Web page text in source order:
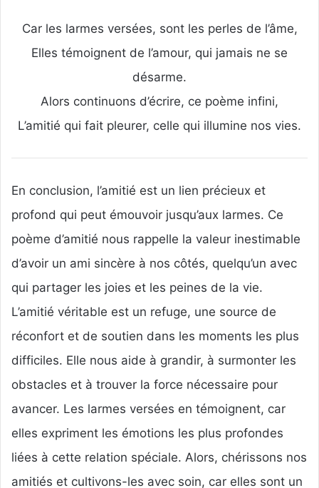
Car les larmes versées, sont les perles de l’âme,
Elles témoignent de l’amour, qui jamais ne se
désarme.
Alors continuons d’écrire, ce poème infini,
L’amitié qui fait pleurer, celle qui illumine nos vies.
En conclusion, l’amitié est un lien précieux et
profond qui peut émouvoir jusqu’aux larmes. Ce
poème d’amitié nous rappelle la valeur inestimable
d’avoir un ami sincère à nos côtés, quelqu’un avec
qui partager les joies et les peines de la vie.
L’amitié véritable est un refuge, une source de
réconfort et de soutien dans les moments les plus
difficiles. Elle nous aide à grandir, à surmonter les
obstacles et à trouver la force nécessaire pour
avancer. Les larmes versées en témoignent, car
elles expriment les émotions les plus profondes
liées à cette relation spéciale. Alors, chérissons nos
amitiés et cultivons-les avec soin, car elles sont un